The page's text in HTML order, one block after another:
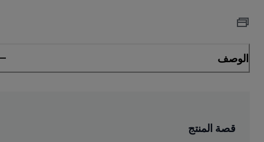
الوصف
قصة المنتج